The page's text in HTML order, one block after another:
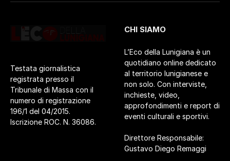
Testata giornalistica
registrata presso il
Tribunale di Massa con il
numero di registrazione
196/1 del 04/2015.
Iscrizione ROC. N. 36086.
CHI SIAMO
L’Eco della Lunigiana è un
quotidiano online dedicato
al territorio lunigianese e
non solo. Con interviste,
inchieste, video,
approfondimenti e report di
eventi culturali e sportivi.
Direttore Responsabile:
Gustavo Diego Remaggi